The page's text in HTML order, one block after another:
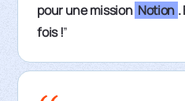
pour une mission Notion .
fois !”